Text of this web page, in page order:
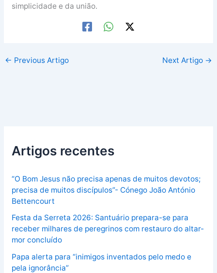
simplicidade e da união.
← Previous Artigo Next Artigo →
Artigos recentes
“O Bom Jesus não precisa apenas de muitos devotos;
precisa de muitos discípulos”- Cónego João António
Bettencourt
Festa da Serreta 2026: Santuário prepara-se para
receber milhares de peregrinos com restauro do altar-
mor concluído
Papa alerta para “inimigos inventados pelo medo e
pela ignorância”